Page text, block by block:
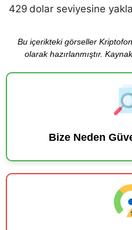
429 dolar seviyesine
Bu içerikteki görseller
olarak hazırlanmıştır.
Bize Neden